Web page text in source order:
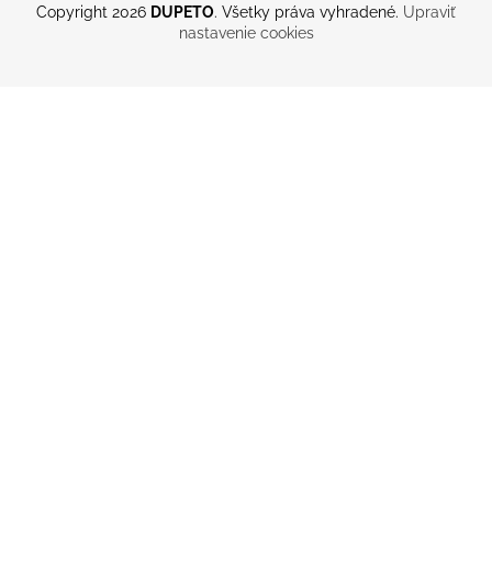
Copyright 2026 DUPETO. Všetky práva vyhradené. Upraviť
nastavenie cookies